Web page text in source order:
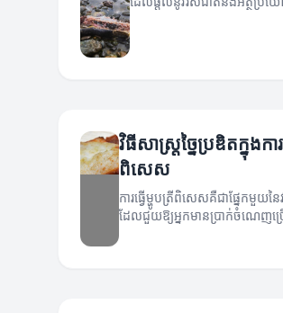
សម្រាប់អ្នកស្រលាញ់ត្រី។
វិធីសាស្ត្រច្នៃប្រឌិតក្នុងការ
ពិសេស
ការធ្វើម្ហូបត្រីពិសេសគឺជាផ្នែកមួយន
ដែលជួយឱ្យអ្នកមានប្រាក់ចំណេញច្រ